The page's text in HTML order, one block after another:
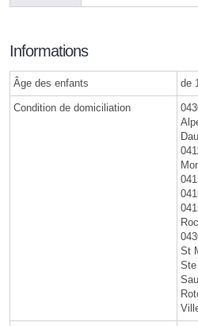
Informations
Âge des enfants de
Condition de domiciliation
St
Ste